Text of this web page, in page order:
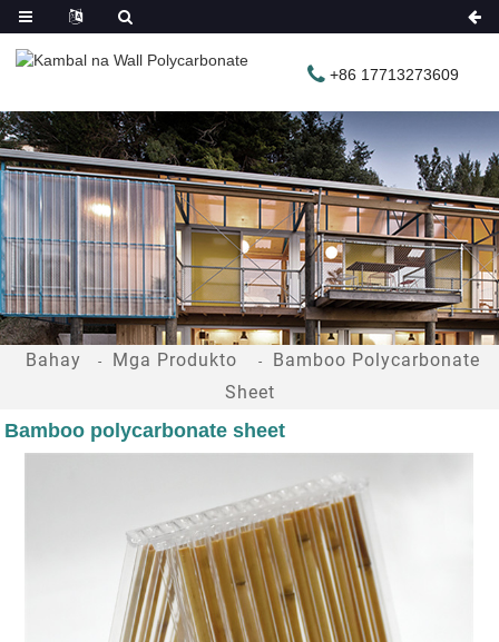
+86 17713273609
Bahay Mga Produkto
Bamboo Polycarbonate
Sheet
Bamboo polycarbonate sheet